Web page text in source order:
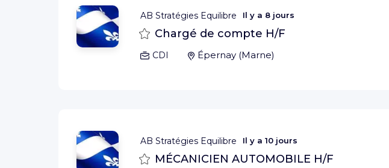
AB Stratégies Equilibre Il y a 8 jours
Sauvegarder
Chargé de compte H/F
CDI Épernay(Marne)
AB Stratégies Equilibre Il y a 10 jours
Sauvegarder
MÉCANICIEN AUTOMOBILE H/F